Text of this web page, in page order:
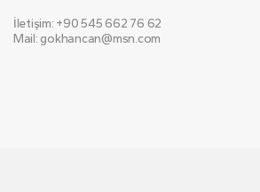
İletişim: +90 545 662 76 62
Mail: gokhancan@msn.com